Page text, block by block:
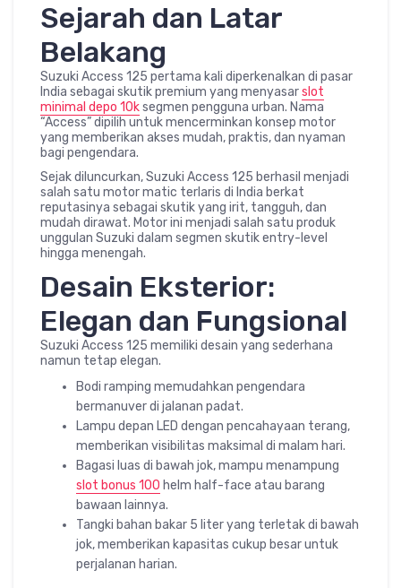
Sejarah dan Latar
Belakang
Suzuki Access 125 pertama kali diperkenalkan di pasar
India sebagai skutik premium yang menyasarslot
minimal depo 10ksegmen pengguna urban. Nama
“Access” dipilih untuk mencerminkan konsep motor
yang memberikan akses mudah, praktis, dan nyaman
bagi pengendara.
Sejak diluncurkan, Suzuki Access 125 berhasil menjadi
salah satu motor matic terlaris di India berkat
reputasinya sebagai skutik yang irit, tangguh, dan
mudah dirawat. Motor ini menjadi salah satu produk
unggulan Suzuki dalam segmen skutik entry-level
hingga menengah.
Desain Eksterior:
Elegan dan Fungsional
Suzuki Access 125 memiliki desain yang sederhana
namun tetap elegan.
Bodi ramping memudahkan pengendara
bermanuver di jalanan padat.
Lampu depan LED dengan pencahayaan terang,
memberikan visibilitas maksimal di malam hari.
Bagasi luas di bawah jok, mampu menampung
slot bonus 100 helm half-face atau barang
bawaan lainnya.
Tangki bahan bakar 5 liter yang terletak di bawah
jok, memberikan kapasitas cukup besar untuk
perjalanan harian.